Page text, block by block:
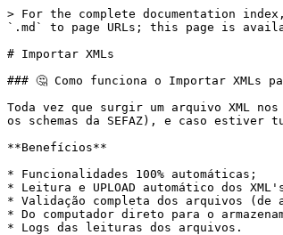
> For the complete documentation
`.md` to page URLs; this page is
# Importar XMLs
### 🤔 Como funciona o Importar XMLs
Toda vez que surgir um arquivo XML
os schemas da SEFAZ), e caso estiver
**Benefícios**
* Funcionalidades 100% automáticas;
* Leitura e UPLOAD automático dos
* Validação completa dos arquivos (de
* Do computador direto para o
* Logs das leituras dos arquivos.